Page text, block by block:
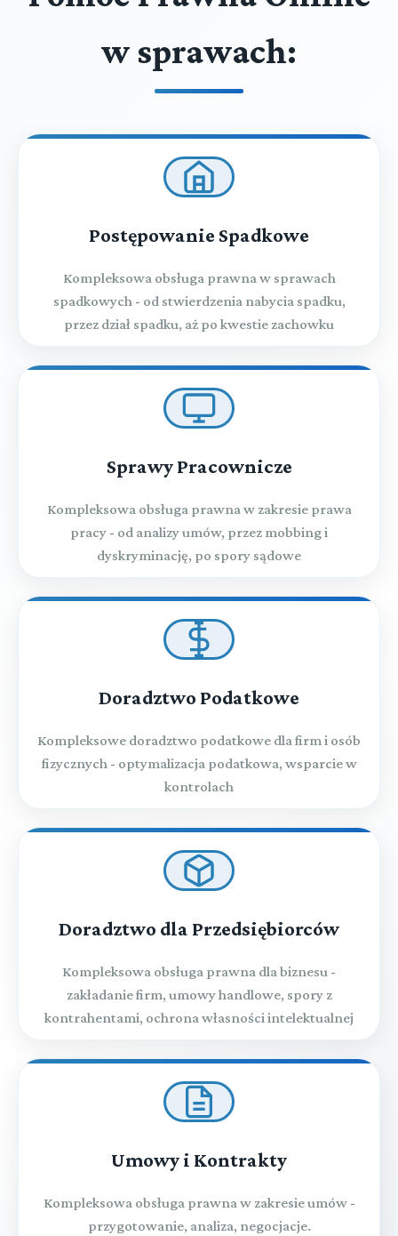
w sprawach:
Postępowanie Spadkowe
Kompleksowa obsługa prawna w sprawach
spadkowych - od stwierdzenia nabycia spadku,
przez dział spadku, aż po kwestie zachowku
Sprawy Pracownicze
Kompleksowa obsługa prawna w zakresie prawa
pracy - od analizy umów, przez mobbing i
dyskryminację, po spory sądowe
Doradztwo Podatkowe
Kompleksowe doradztwo podatkowe dla firm i osób
fizycznych - optymalizacja podatkowa, wsparcie w
kontrolach
Doradztwo dla Przedsiębiorców
Kompleksowa obsługa prawna dla biznesu -
zakładanie firm, umowy handlowe, spory z
kontrahentami, ochrona własności intelektualnej
Umowy i Kontrakty
Kompleksowa obsługa prawna w zakresie umów -
przygotowanie, analiza, negocjacje.